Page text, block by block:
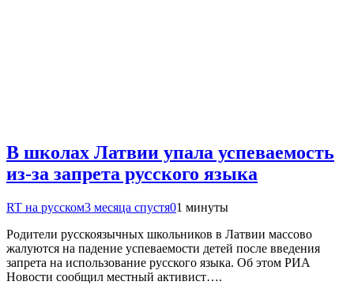
В школах Латвии упала успеваемость
из-за запрета русского языка
RT на русском3 месяца спустя01 минуты
Родители русскоязычных школьников в Латвии массово
жалуются на падение успеваемости детей после введения
запрета на использование русского языка. Об этом РИА
Новости сообщил местный активист….